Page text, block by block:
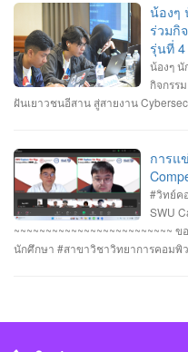
รัตนภักดี MR. SENG SOPHIN นาย
จบที่อันดับ 9 จาก 13 ทีมที่เข้าร่วมแ
HACKATHON#1 2025 จัดโดย คณะ
ร้อยเอ็ด ร่วมกับสำนักงานคณะกรรมก
ชาติ (สกมช.) รายการที่ 2. “การแข่ง
2025” เมื่อวันอังคารที่ 1 และ 8 กรก
ในโครงการจำนวน 60 ทีม จัดโดย
วิศวกรรมศาสตร์ มหาวิทยาลัยศรีนค
Center และ บริษัท SEC Playground
เข้าร่วม NCSA CTF Boot Camp
กรกฎาคม 2568 นายอาทิตย์ สายกน
ทำคะแนนรายบุคคลสูงสุด (3400 คะ
พระเจ้าอยู่หัว เนื่องในโอกาสมหามง
หอประชุมไพรพะยอม มหาวิทยาลัย
ศาสตราจารย์ธรรมรักษ์ ละอองนวล อ
ชัยมงคลและวางพานพุ่มทอง-พานพุ่ม
#มหาวิทยาลัยแห่งความสุข #มหาวิ
น้องๆ
ร่วมกิ
รุ่นที่ 4
น้องๆ
กิจกรร
ฝันเยาวชนอีสาน สู่สายงาน
การแ
#วิทย์ค
SWU
~~~~~~~~~~~~~~~~~~~~~~~~~
นักศึกษา #สาขาวิชาวิทยาการคอมพิ
24 สถาบันการศึกษา รวมทีมมาเข้าร่